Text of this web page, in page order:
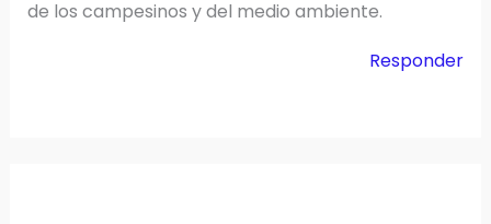
de los campesinos y del medio ambiente.
Responder